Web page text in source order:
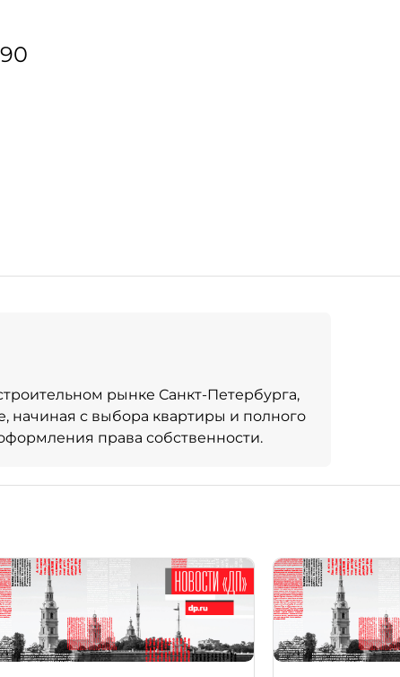
рынке Санкт-Петербурга,
начиная с выбора квартиры и полного
права собственности.